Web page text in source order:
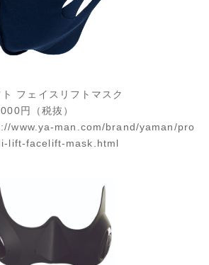
フェイスリフトマスク
円（税抜）
www.ya-man.com/brand/yaman/pro
lift-facelift-mask.html